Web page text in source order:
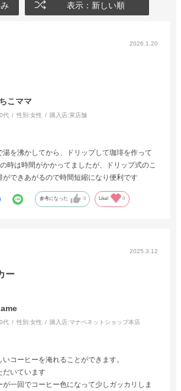
表示：新しい順
2026.1.20
こママ
代 性別:女性 購入店:実店舗
湯を沸かしてから、ドリップして珈琲を作って
時は時間がかかってましたが、ドリップ式のこ
ができあがるので時間短縮になり便利です
参考になった 0 Like! 0
2025.3.12
ー
代 性別:女性 購入店:マナベネットショップ本店
コーヒーを淹れることができます。
だいています
一回でコーヒー色になって少しガッカリしま